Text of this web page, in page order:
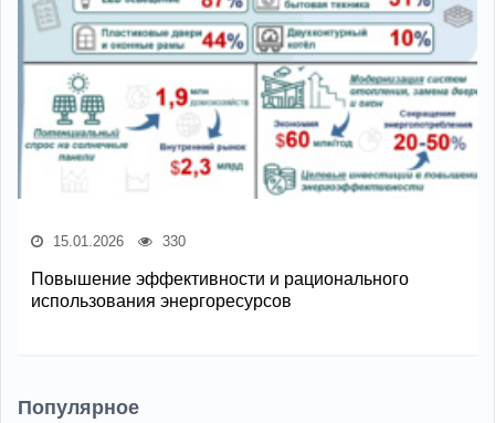
15.01.2026 330
Повышение эффективности и рационального
использования энергоресурсов
Популярное